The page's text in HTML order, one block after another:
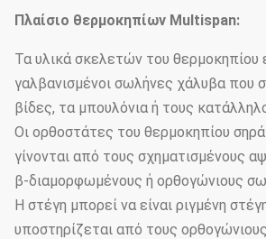
Πλαίσιο θερμοκηπίων Multispan:
Τα υλικά σκελετών του θερμοκηπίου
γαλβανισμένοι σωλήνες χάλυβα που
βίδες, τα μπουλόνια ή τους
Οι ορθοστάτες του θερμοκηπίου
γίνονται από τους σχηματισμένους
β-διαμορφωμένους ή ορθογώνιους
Η στέγη μπορεί να είναι ριγμένη
υποστηρίζεται από τους